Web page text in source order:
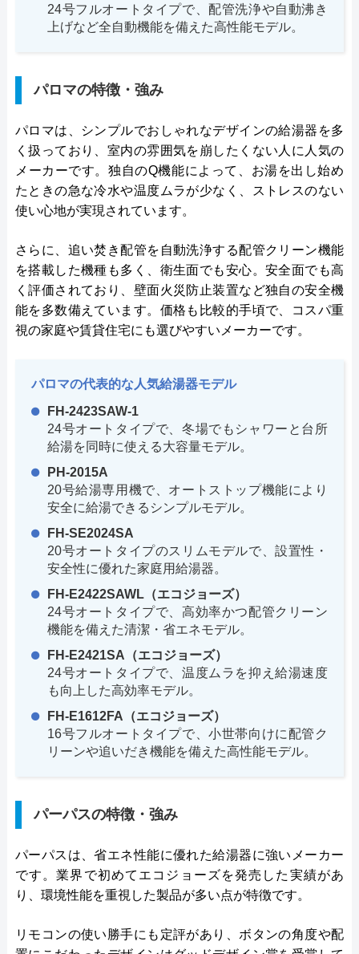
24号フルオートタイプで、配管洗浄や自動沸き
上げなど全自動機能を備えた高性能モデル。
パロマの特徴・強み
パロマは、シンプルでおしゃれなデザインの給湯器を多
く扱っており、室内の雰囲気を崩したくない人に人気の
メーカーです。独自のQ機能によって、お湯を出し始め
たときの急な冷水や温度ムラが少なく、ストレスのない
使い心地が実現されています。
さらに、追い焚き配管を自動洗浄する配管クリーン機能
を搭載した機種も多く、衛生面でも安心。安全面でも高
く評価されており、壁面火災防止装置など独自の安全機
能を多数備えています。価格も比較的手頃で、コスパ重
視の家庭や賃貸住宅にも選びやすいメーカーです。
パロマの代表的な人気給湯器モデル
FH-2423SAW-1
24号オートタイプで、冬場でもシャワーと台所
給湯を同時に使える大容量モデル。
PH-2015A
20号給湯専用機で、オートストップ機能により
安全に給湯できるシンプルモデル。
FH-SE2024SA
20号オートタイプのスリムモデルで、設置性・
安全性に優れた家庭用給湯器。
FH-E2422SAWL（エコジョーズ）
24号オートタイプで、高効率かつ配管クリーン
機能を備えた清潔・省エネモデル。
FH-E2421SA（エコジョーズ）
24号オートタイプで、温度ムラを抑え給湯速度
も向上した高効率モデル。
FH-E1612FA（エコジョーズ）
16号フルオートタイプで、小世帯向けに配管ク
リーンや追いだき機能を備えた高性能モデル。
パーパスの特徴・強み
パーパスは、省エネ性能に優れた給湯器に強いメーカー
です。業界で初めてエコジョーズを発売した実績があ
り、環境性能を重視した製品が多い点が特徴です。
リモコンの使い勝手にも定評があり、ボタンの角度や配